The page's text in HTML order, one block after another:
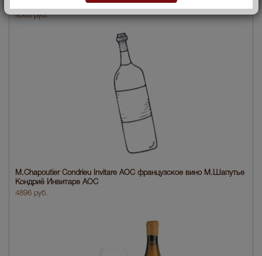
4563 руб.
M.Chapoutier Condrieu Invitare AOC французское вино М.Шапутье
Кондриё Инвитаре АОС
4896 руб.